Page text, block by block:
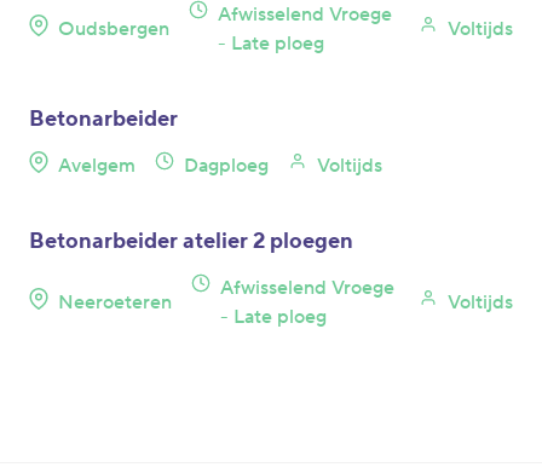
Oudsbergen
Afwisselend Vroege
- Late ploeg
Voltijds
Betonarbeider
Avelgem Dagploeg Voltijds
Betonarbeider atelier 2 ploegen
Neeroeteren
Afwisselend Vroege
- Late ploeg
Voltijds